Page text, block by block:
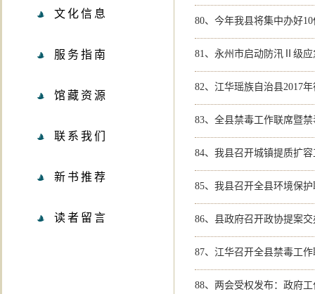
文化信息
服务指南
馆藏资源
联系我们
新书推荐
读者留言
80、 今年我县将集中办好
81、 永州市启动防汛Ⅱ级应
82、 江华瑶族自治县2017
83、 全县禁毒工作联席暨
84、 我县召开城镇提质扩
85、 我县召开全县环境保
86、 县政府召开政协提案
87、 江华召开全县禁毒工
88、 两会受权发布：政府